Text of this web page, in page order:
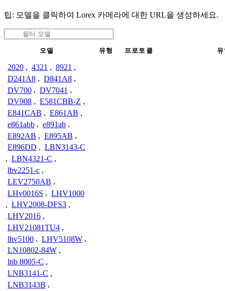
팁: 모델을 클릭하여 Lorex 카메라에 대한 URL을 생성하세요.
모델 유형 프로토콜
2020 , 4321 , 8921 ,
D241A8 , D841A8 ,
DV700 , DV7041 ,
DV908 , E581CBB-Z ,
E841CAB , E861AB ,
e861abb , e891ab ,
E892AB , E895AB ,
E896DD , LBN3143-C
, LBN4321-C ,
lbv2251-c ,
LEV2750AB ,
LHv0016S , LHV1000
, LHV2008-DFS3 ,
LHV2016 ,
LHV21081TU4 ,
lhv5100 , LHV5108W ,
LN10802-84W ,
lnb 8005-C ,
LNB3141-C ,
LNB3143B ,